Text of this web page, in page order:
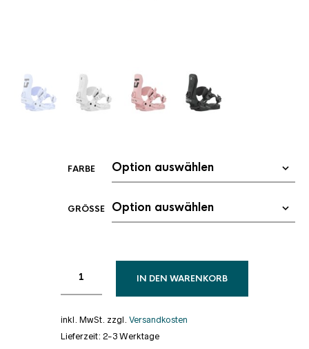
FARBE
GRÖSSE
IN DEN WARENKORB
inkl. MwSt. zzgl. Versandkosten
Lieferzeit: 2-3 Werktage